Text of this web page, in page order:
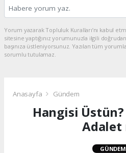
Yorum yazarak Topluluk Kuralları’nı kabul
sitesine yaptığınız yorumunuzla ilgili
başınıza üstleniyorsunuz. Yazılan tüm
sorumlu tutulamaz.
Anasayfa Gündem
Hangisi
Adalet
GÜNDEM